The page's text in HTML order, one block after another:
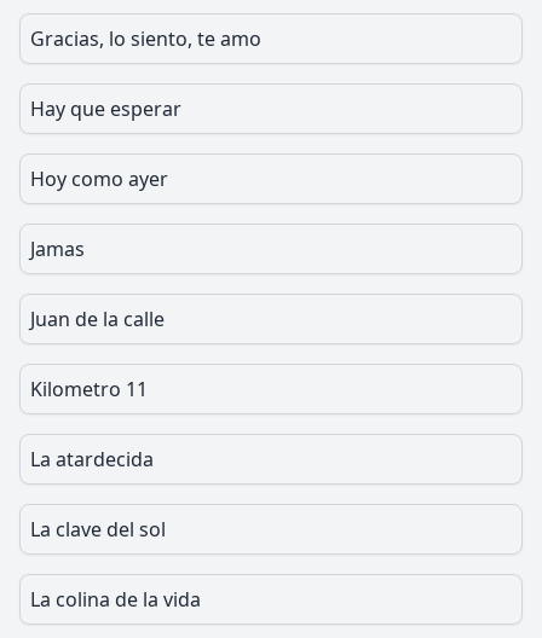
Gracias, lo siento, te amo
Hay que esperar
Hoy como ayer
Jamas
Juan de la calle
Kilometro 11
La atardecida
La clave del sol
La colina de la vida